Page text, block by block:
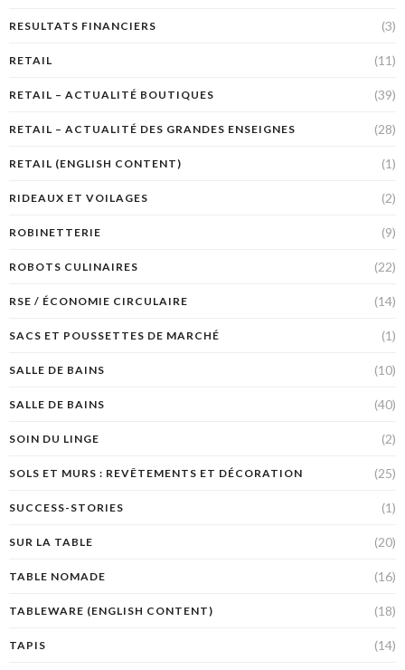
RESULTATS FINANCIERS (3)
RETAIL (11)
RETAIL – ACTUALITÉ BOUTIQUES (39)
RETAIL – ACTUALITÉ DES GRANDES ENSEIGNES (28)
RETAIL (ENGLISH CONTENT) (1)
RIDEAUX ET VOILAGES (2)
ROBINETTERIE (9)
ROBOTS CULINAIRES (22)
RSE / ÉCONOMIE CIRCULAIRE (14)
SACS ET POUSSETTES DE MARCHÉ (1)
SALLE DE BAINS (10)
SALLE DE BAINS (40)
SOIN DU LINGE (2)
SOLS ET MURS : REVÊTEMENTS ET DÉCORATION (25)
SUCCESS-STORIES (1)
SUR LA TABLE (20)
TABLE NOMADE (16)
TABLEWARE (ENGLISH CONTENT) (18)
TAPIS (14)